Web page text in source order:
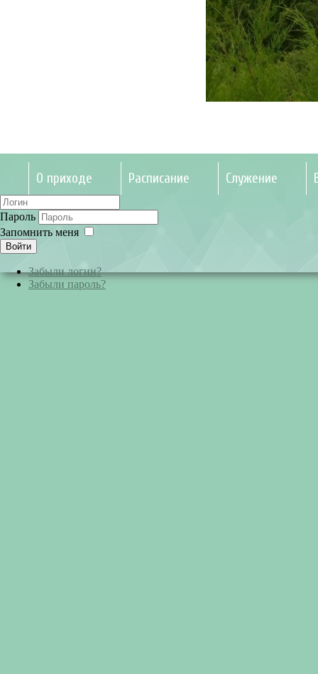
О приходе Расписание Служение
Пароль
Запомнить меня
Войти
Забыли логин?
Забыли пароль?